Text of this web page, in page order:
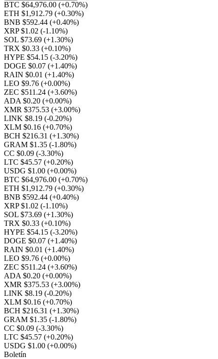
BTC $64,976.00 (+0.70%)
ETH $1,912.79 (+0.30%)
BNB $592.44 (+0.40%)
XRP $1.02 (-1.10%)
SOL $73.69 (+1.30%)
TRX $0.33 (+0.10%)
HYPE $54.15 (-3.20%)
DOGE $0.07 (+1.40%)
RAIN $0.01 (+1.40%)
LEO $9.76 (+0.00%)
ZEC $511.24 (+3.60%)
ADA $0.20 (+0.00%)
XMR $375.53 (+3.00%)
LINK $8.19 (-0.20%)
XLM $0.16 (+0.70%)
BCH $216.31 (+1.30%)
GRAM $1.35 (-1.80%)
CC $0.09 (-3.30%)
LTC $45.57 (+0.20%)
USDG $1.00 (+0.00%)
BTC $64,976.00 (+0.70%)
ETH $1,912.79 (+0.30%)
BNB $592.44 (+0.40%)
XRP $1.02 (-1.10%)
SOL $73.69 (+1.30%)
TRX $0.33 (+0.10%)
HYPE $54.15 (-3.20%)
DOGE $0.07 (+1.40%)
RAIN $0.01 (+1.40%)
LEO $9.76 (+0.00%)
ZEC $511.24 (+3.60%)
ADA $0.20 (+0.00%)
XMR $375.53 (+3.00%)
LINK $8.19 (-0.20%)
XLM $0.16 (+0.70%)
BCH $216.31 (+1.30%)
GRAM $1.35 (-1.80%)
CC $0.09 (-3.30%)
LTC $45.57 (+0.20%)
USDG $1.00 (+0.00%)
Boletín